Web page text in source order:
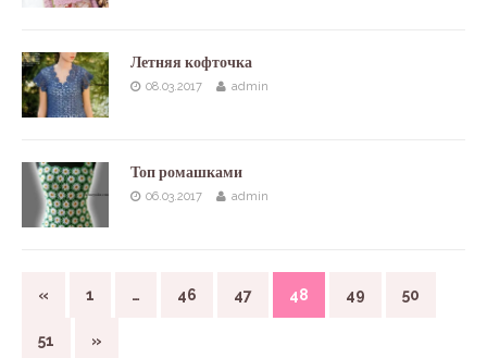
Летняя кофточка
08.03.2017 admin
Топ ромашками
06.03.2017 admin
« 1 … 46 47 48 49 50
51 »